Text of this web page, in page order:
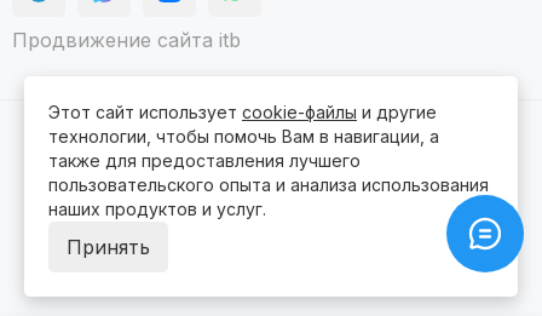
Продвижение сайта itb
2026 © Гидролюкс.Карта сайта
Сделано вProSalesдля платформы
Этот сайт использует cookie-файлы и другие
технологии, чтобы помочь Вам в навигации, а
также для предоставления лучшего
пользовательского опыта и анализа использования
наших продуктов и услуг.
Принять